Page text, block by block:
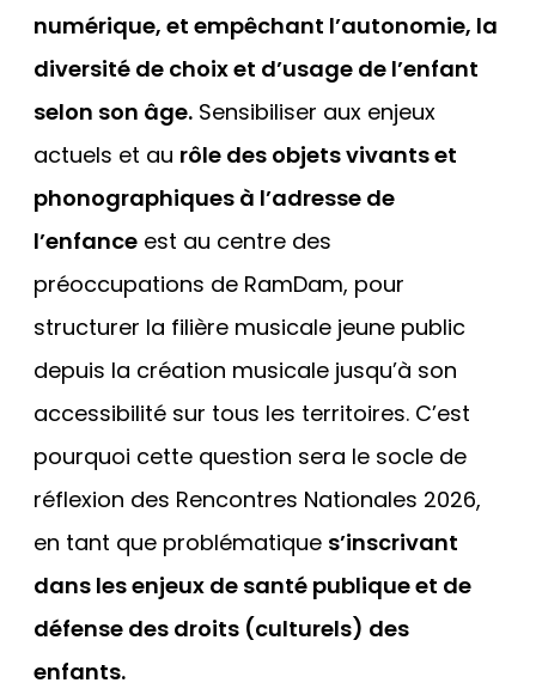
numérique, et empêchant l’autonomie, la
diversité de choix et d’usage de l’enfant
selon son âge. Sensibiliser aux enjeux
actuels et au rôle des objets vivants et
phonographiques à l’adresse de
l’enfance est au centre des
préoccupations de RamDam, pour
structurer la filière musicale jeune public
depuis la création musicale jusqu’à son
accessibilité sur tous les territoires. C’est
pourquoi cette question sera le socle de
réflexion des Rencontres Nationales 2026,
en tant que problématique s’inscrivant
dans les enjeux de santé publique et de
défense des droits (culturels) des
enfants.